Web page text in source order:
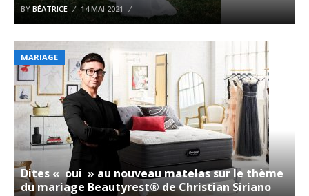
BY BÉATRICE 14 MAI 2021
MARIAGE
Dites « oui » au nouveau matelas sur le thème
du mariage Beautyrest® de Christian Siriano